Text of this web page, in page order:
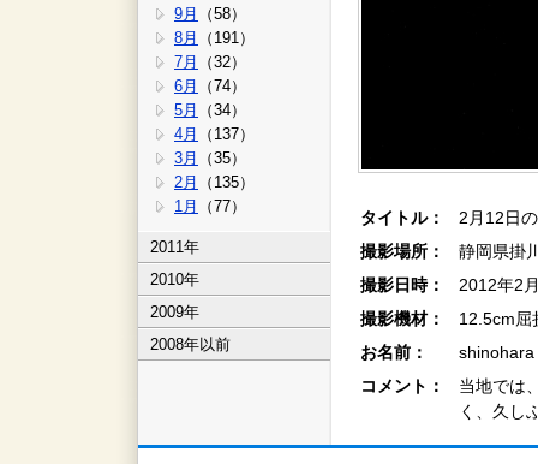
9月
（58）
8月
（191）
7月
（32）
6月
（74）
5月
（34）
4月
（137）
3月
（35）
2月
（135）
1月
（77）
2011年
2010年
2009年
2008年以前
タイトル：
2月12日
撮影場所：
静岡県掛
撮影日時：
2012年2
撮影機材：
12.5cm屈
お名前：
shinohara
コメント：
当地では
く、久し